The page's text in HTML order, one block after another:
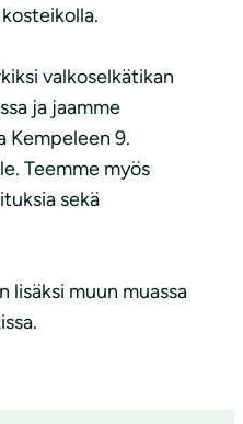
valkoselkätikan
ja jaamme
Kempeleen 9.
Teemme myös
sekä
muun muassa